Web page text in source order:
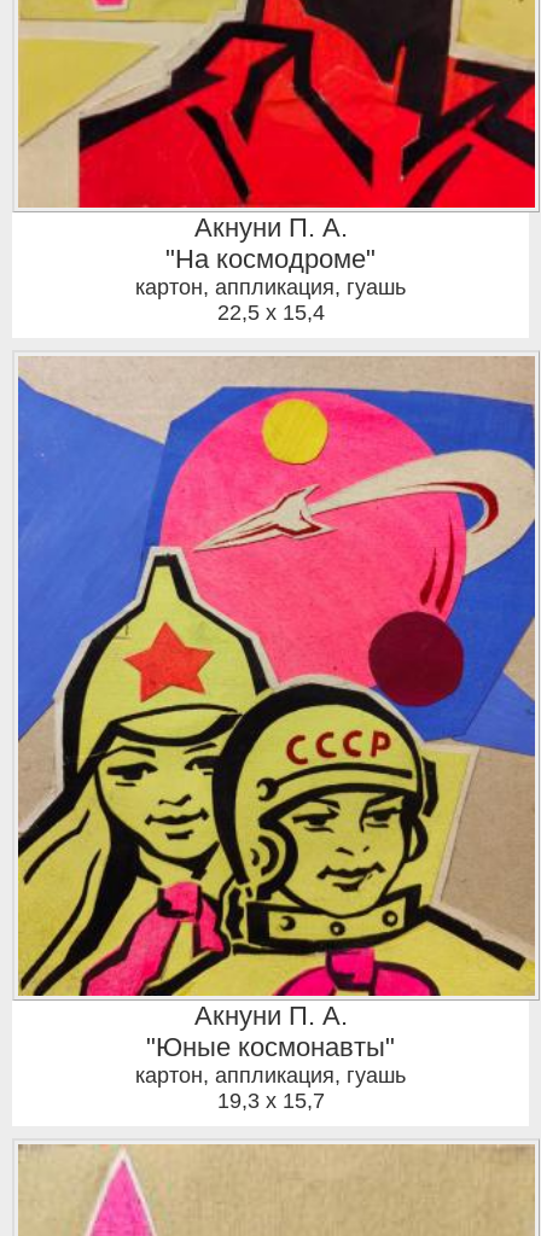
Акнуни П. А.
"На космодроме"
картон, аппликация, гуашь
22,5 x 15,4
Акнуни П. А.
"Юные космонавты"
картон, аппликация, гуашь
19,3 x 15,7